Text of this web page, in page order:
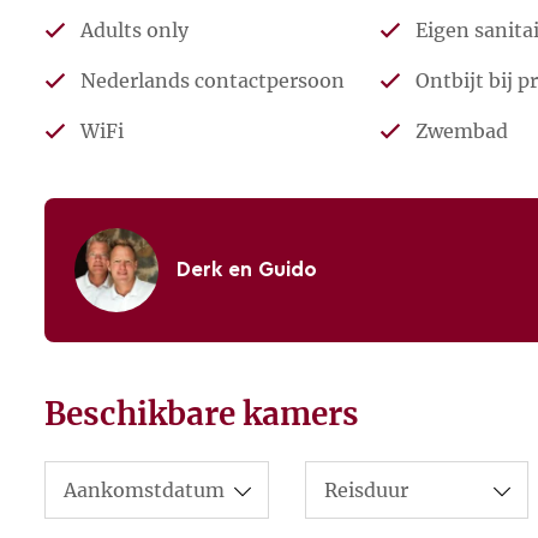
Adults only Eigen
Nederlands contactpersoon Ontbijt bij
WiFi Zwembad
Derk en Guido
In 2015 kochten we een oude
een hoogwaardige bestemming voor
Beschikbare kamers